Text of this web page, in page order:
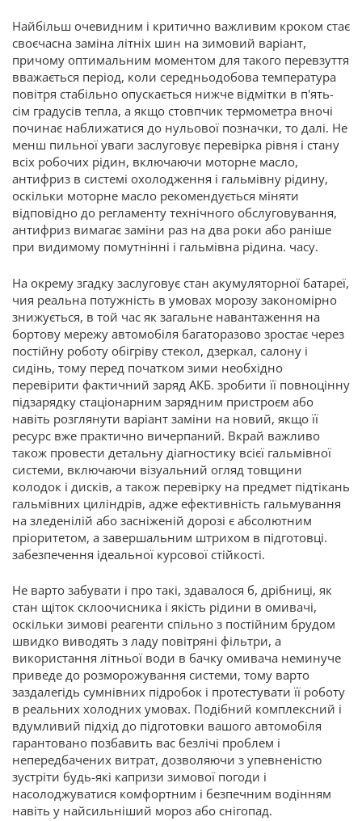
Найбільш очевидним і критично важливим кроком стає
своєчасна заміна літніх шин на зимовий варіант,
причому оптимальним моментом для такого перевзуття
вважається період, коли середньодобова температура
повітря стабільно опускається нижче відмітки в п'ять-
сім градусів тепла, а якщо стовпчик термометра вночі
починає наближатися до нульової позначки, то далі. Не
менш пильної уваги заслуговує перевірка рівня і стану
всіх робочих рідин, включаючи моторне масло,
антифриз в системі охолодження і гальмівну рідину,
оскільки моторне масло рекомендується міняти
відповідно до регламенту технічного обслуговування,
антифриз вимагає заміни раз на два роки або раніше
при видимому помутнінні і гальмівна рідина. часу.
На окрему згадку заслуговує стан акумуляторної батареї,
чия реальна потужність в умовах морозу закономірно
знижується, в той час як загальне навантаження на
бортову мережу автомобіля багаторазово зростає через
постійну роботу обігріву стекол, дзеркал, салону і
сидінь, тому перед початком зими необхідно
перевірити фактичний заряд АКБ. зробити її повноцінну
підзарядку стаціонарним зарядним пристроєм або
навіть розглянути варіант заміни на новий, якщо її
ресурс вже практично вичерпаний. Вкрай важливо
також провести детальну діагностику всієї гальмівної
системи, включаючи візуальний огляд товщини
колодок і дисків, а також перевірку на предмет підтікань
гальмівних циліндрів, адже ефективність гальмування
на зледенілій або засніженій дорозі є абсолютним
пріоритетом, а завершальним штрихом в підготовці.
забезпечення ідеальної курсової стійкості.
Не варто забувати і про такі, здавалося б, дрібниці, як
стан щіток склоочисника і якість рідини в омивачі,
оскільки зимові реагенти спільно з постійним брудом
швидко виводять з ладу повітряні фільтри, а
використання літньої води в бачку омивача неминуче
приведе до розморожування системи, тому варто
заздалегідь сумнівних підробок і протестувати її роботу
в реальних холодних умовах. Подібний комплексний і
вдумливий підхід до підготовки вашого автомобіля
гарантовано позбавить вас безлічі проблем і
непередбачених витрат, дозволяючи з упевненістю
зустріти будь-які капризи зимової погоди і
насолоджуватися комфортним і безпечним водінням
навіть у найсильніший мороз або снігопад.